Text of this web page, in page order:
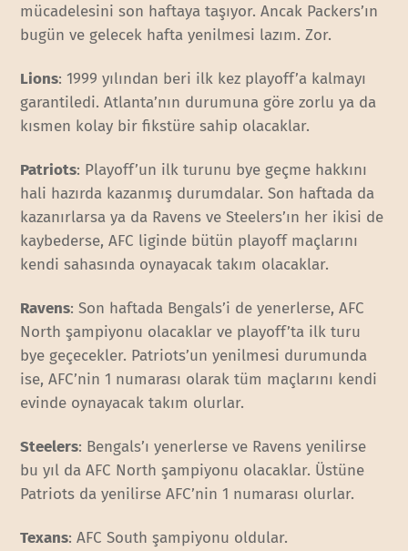
mücadelesini son haftaya taşıyor. Ancak Packers’ın
bugün ve gelecek hafta yenilmesi lazım. Zor.
Lions: 1999 yılından beri ilk kez playoff’a kalmayı
garantiledi. Atlanta’nın durumuna göre zorlu ya da
kısmen kolay bir fikstüre sahip olacaklar.
Patriots: Playoff’un ilk turunu bye geçme hakkını
hali hazırda kazanmış durumdalar. Son haftada da
kazanırlarsa ya da Ravens ve Steelers’ın her ikisi de
kaybederse, AFC liginde bütün playoff maçlarını
kendi sahasında oynayacak takım olacaklar.
Ravens: Son haftada Bengals’i de yenerlerse, AFC
North şampiyonu olacaklar ve playoff’ta ilk turu
bye geçecekler. Patriots’un yenilmesi durumunda
ise, AFC’nin 1 numarası olarak tüm maçlarını kendi
evinde oynayacak takım olurlar.
Steelers: Bengals’ı yenerlerse ve Ravens yenilirse
bu yıl da AFC North şampiyonu olacaklar. Üstüne
Patriots da yenilirse AFC’nin 1 numarası olurlar.
Texans: AFC South şampiyonu oldular.